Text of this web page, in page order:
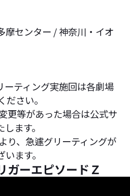
摩センター / 神奈川・イオ
ティング実施回は各劇場
さい。
更等があった場合は公式サ
ます。
り、急遽グリーティングが
ます。
ガーエピソードＺ